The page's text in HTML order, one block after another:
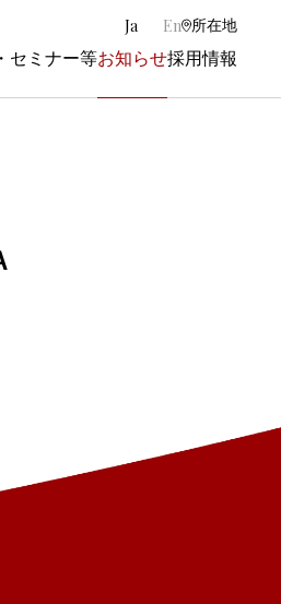
セミナー等お知らせ採用情報
Ja En 所在地